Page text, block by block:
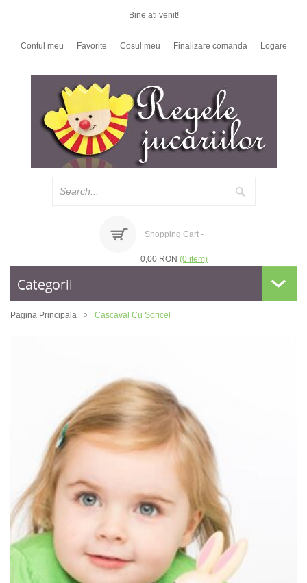
Bine ati venit!
Contul meu Favorite Cosul meu Finalizare comanda Logare
Shopping Cart -
0,00 RON (0 item)
Categorii
Pagina Principala Cascaval Cu Soricel